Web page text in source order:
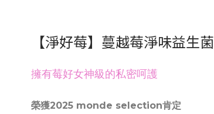
【淨好莓】蔓越莓淨味益生菌
擁有莓好女神級的私密呵護
榮獲2025 monde selection肯定